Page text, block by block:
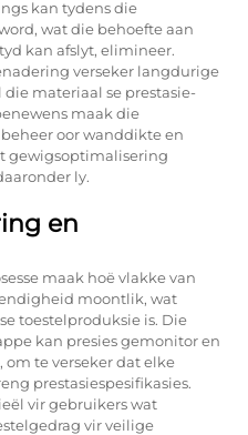
kan tydens die
wat die behoefte aan
kan afslyt, elimineer.
verseker langdurige
materiaal se prestasie-
maak die
oor wanddikte en
gewigsoptimalisering
ly.
en
maak hoë vlakke van
moontlik, wat
toestelproduksie is. Die
kan presies gemonitor en
om te verseker dat elke
prestasiespesifikasies.
vir gebruikers wat
vir veilige